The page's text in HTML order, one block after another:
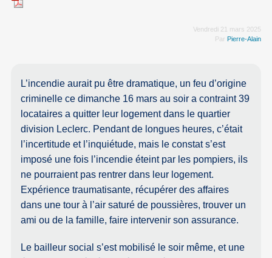
Vendredi 21 mars 2025
Par Pierre-Alain
L’incendie aurait pu être dramatique, un feu d’origine
criminelle ce dimanche 16 mars au soir a contraint 39
locataires a quitter leur logement dans le quartier
division Leclerc. Pendant de longues heures, c’était
l’incertitude et l’inquiétude, mais le constat s’est
imposé une fois l’incendie éteint par les pompiers, ils
ne pourraient pas rentrer dans leur logement.
Expérience traumatisante, récupérer des affaires
dans une tour à l’air saturé de poussières, trouver un
ami ou de la famille, faire intervenir son assurance.
Le bailleur social s’est mobilisé le soir même, et une